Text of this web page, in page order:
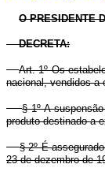
O PRESIDENTE
DECRETA:
Art. 1º Os
nacional, vendidos a
§ 1º A
produto destinado a
§ 2º É
23 de dezembro de